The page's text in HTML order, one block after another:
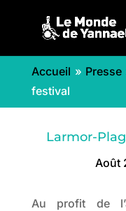
Accueil » Presse
festival
Larmor-
Août
Au profit de